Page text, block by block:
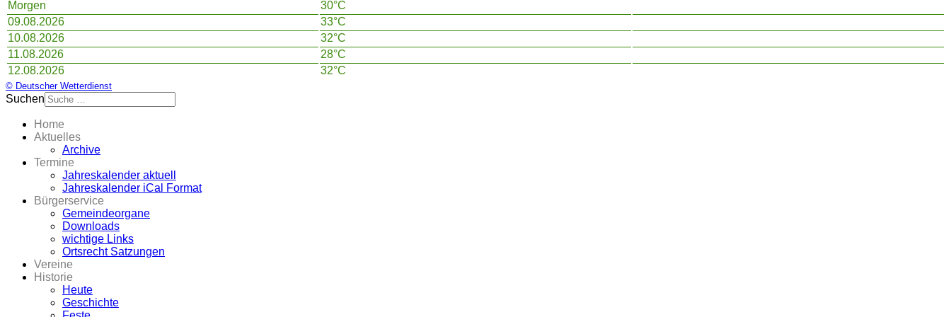
Morgen
30°C
09.08.2026
33°C
10.08.2026
32°C
11.08.2026
28°C
12.08.2026
32°C
© Deutscher Wetterdienst
Suchen
Home
Aktuelles
Archive
Termine
Jahreskalender aktuell
Jahreskalender iCal Format
Bürgerservice
Gemeindeorgane
Downloads
wichtige Links
Ortsrecht Satzungen
Vereine
Historie
Heute
Geschichte